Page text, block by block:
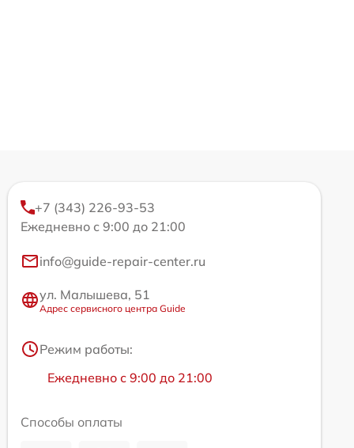
+7 (343) 226-93-53
Ежедневно с 9:00 до 21:00
info@guide-repair-center.ru
ул. Малышева, 51
Адрес сервисного центра Guide
Режим работы:
Ежедневно с 9:00 до 21:00
Способы оплаты